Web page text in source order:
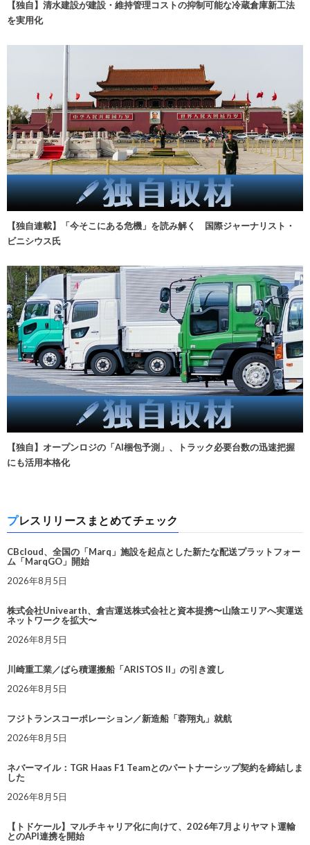
【独自】清水建設が建設・維持管理コストの抑制可能な冷蔵倉庫新工法
を実用化
【独自連載】「今そこにある危機」を読み解く 国際ジャーナリスト・
ビニシウス氏
【独自】オープンロジの「AI梱包予測」、トラック必要台数の迅速把握
にも活用本格化
プレスリリースまとめてチェック
CBcloud、全国の「Marq」施設を起点とした新たな配送プラットフォー
ム「MarqGO」開始
2026年8月5日
株式会社Univearth、倉吉運送株式会社と資本提携〜山陰エリアへ実運送
ネットワークを拡大〜
2026年8月5日
川崎重工業／ばら積運搬船「ARISTOS II」の引き渡し
2026年8月5日
フジトランスコーポレーション／新造船「蓉翔丸」就航
2026年8月5日
ネバーマイル：TGR Haas F1 Teamとのパートナーシップ契約を締結しま
した
2026年8月5日
【トドケール】マルチキャリア化に向けて、2026年7月よりヤマト運輸
とのAPI連携を開始